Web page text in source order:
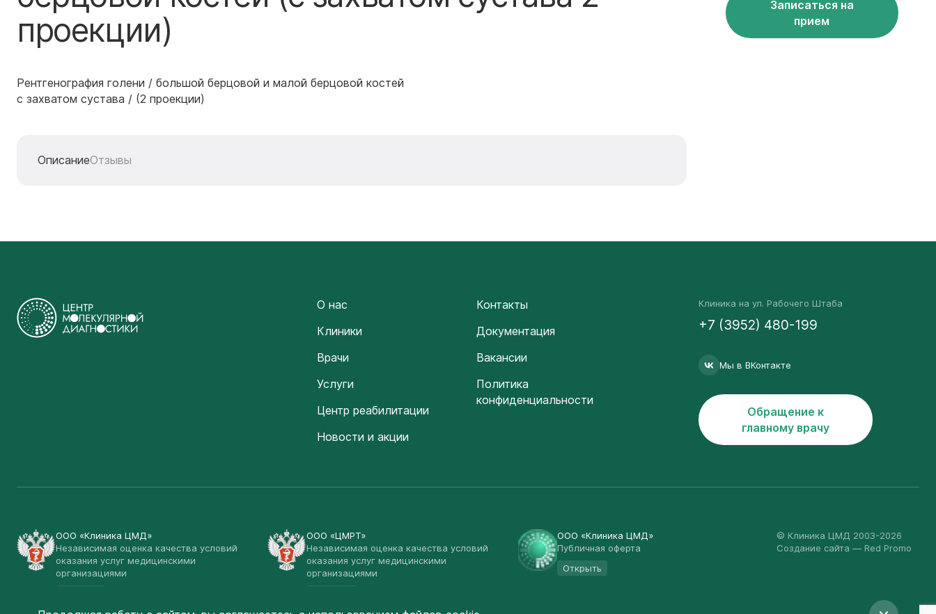
проекции)
Рентгенография голени / большой берцовой и малой берцовой костей
с захватом сустава / (2 проекции)
ОписаниеОтзывы
Записаться на
прием
О нас
Клиники
Врачи
Услуги
Центр реабилитации
Новости и акции
Контакты
Документация
Вакансии
Политика
конфиденциальности
Клиника на ул. Рабочего Штаба
+7 (3952) 480-199
Мы в ВКонтакте
Обращение к
главному врачу
ООО «Клиника ЦМД»
Независимая оценка качества условий
оказания услуг медицинскими
организациями
ООО «ЦМРТ»
Независимая оценка качества условий
оказания услуг медицинскими
организациями
ООО «Клиника ЦМД»
Публичная оферта
Открыть
© Клиника ЦМД 2003-2026
Создание сайта — Red Promo